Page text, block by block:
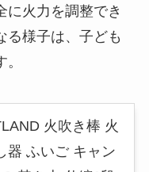
に火力を調整でき
る様子は、子ども
火吹き棒 火
器 ふいご キャン